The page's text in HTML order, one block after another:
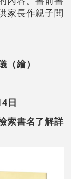
家長作親子閱
（繪）
日
索書名了解詳